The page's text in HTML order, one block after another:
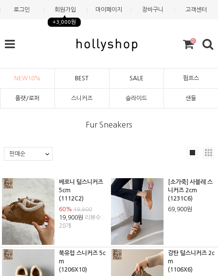
로그인 회원가입
+3,000원
마이페이지 장바구니 고객센터
0
NEW10% BEST SALE 펌프스
플랫/로퍼 스니커즈 슬라이드 샌들
Fur Sneakers
베로니 털스니커즈
5cm
(1112C2)
60%49,900
19,900원 리뷰수 :
28개
[소가죽] 사블레 스
니커즈 2cm
(1231C6)
69,900원
북유럽 스니커즈 5c
m
(1206X10)
감탄 털스니커즈 2c
m
(1106X6)